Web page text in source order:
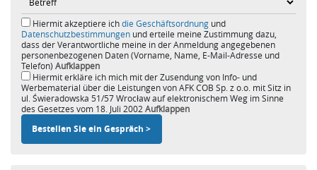
Hiermit akzeptiere ichdie Geschäftsordnung und
Datenschutzbestimmungen und erteile meine Zustimmung dazu,
dass der Verantwortliche meine in der Anmeldung angegebenen
personenbezogenen Daten (Vorname, Name, E-Mail-Adresse und
Telefon) Aufklappen
Hiermit erkläre ich mich mit der Zusendung von Info- und
Werbematerial über die Leistungen von AFK COB Sp. z o.o. mit Sitz in
ul. Świeradowska 51/57 Wrocław auf elektronischem Weg im Sinne
des Gesetzes vom 18. Juli 2002Aufklappen